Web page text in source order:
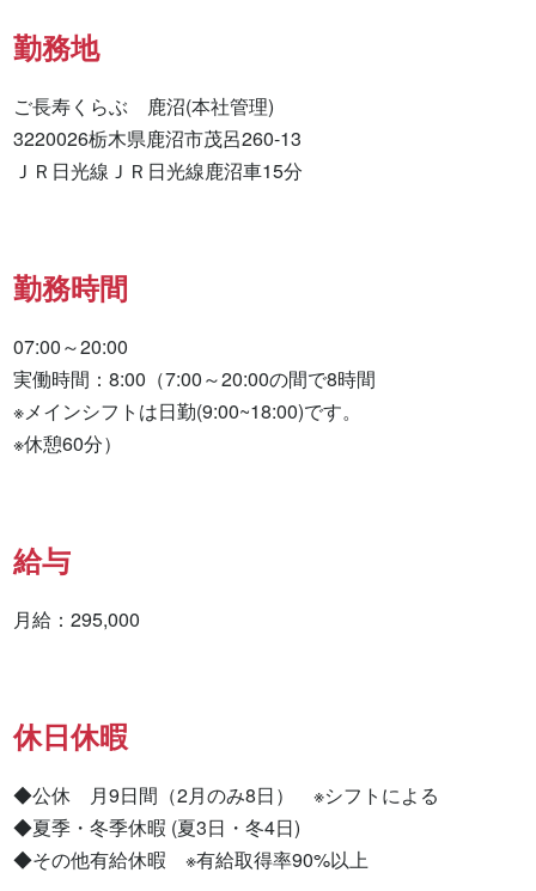
勤務地
ご長寿くらぶ　鹿沼(本社管理)
3220026栃木県鹿沼市茂呂260-13
ＪＲ日光線ＪＲ日光線鹿沼車15分
勤務時間
07:00～20:00
実働時間：8:00（7:00～20:00の間で8時間
※メインシフトは日勤(9:00~18:00)です。
※休憩60分）
給与
月給：295,000
休日休暇
◆公休　月9日間（2月のみ8日）　※シフトによる
◆夏季・冬季休暇 (夏3日・冬4日)
◆その他有給休暇　※有給取得率90%以上